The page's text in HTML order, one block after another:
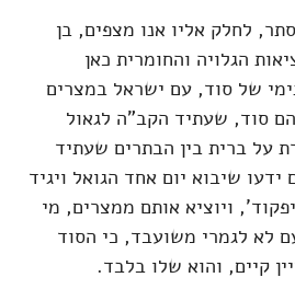
לחלק אליו אנו מצפים, בן
הגלויה והחומרית כאן
של סוד, עם ישראל במצרים
סוד, שעתיד הקב"ה לגאול
על ברית בין הבתרים שעתיד
שיבוא יום אחד הגואל ויגיד
ויוציא אותם ממצרים, מי
לגמרי משועבד, כי הסוד
קיים, והוא שלו בלבד.